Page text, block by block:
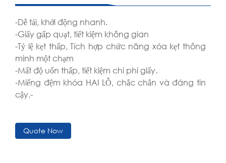
-Dễ tải, khởi động nhanh.
-Giấy gấp quạt, tiết kiệm không gian
-Tỷ lệ kẹt thấp, Tích hợp chức năng xóa kẹt thông
minh một chạm
-Mất độ uốn thấp, tiết kiệm chi phí giấy.
-Miếng đệm khóa HAI LỖ, chắc chắn và đáng tin
cậy.-
Quote Now